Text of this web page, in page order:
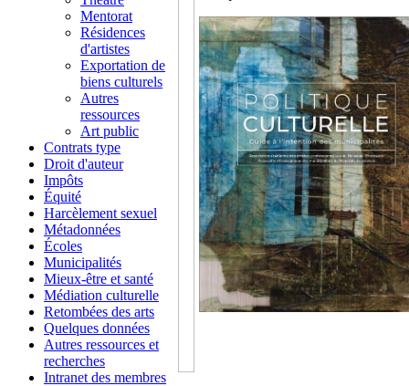
Mentorat
Résidences
d'artistes
Exportation de
biens culturels
Autres
ressources
Art public
Contrats type
Droit d'auteur
Impôts
Équité
Harcèlement sexuel
Métadonnées
Écoles
Municipalités
Mieux-être et santé
Médiation culturelle
Retombées des arts
Quelques données
Autres ressources et
recherches
Intranet des membres